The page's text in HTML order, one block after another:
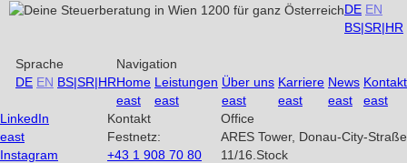
DE EN
BS|SR|HR
Navigation
Home
east
Leistungen
east
Über uns
east
Karriere
east
News
east
Kontakt
east
Sprache
DE EN BS|SR|HR
Office
ARES Tower, Donau-City-Straße
11/16.Stock
Kontakt
Festnetz:
+43 1 908 70 80
LinkedIn
east
Instagram